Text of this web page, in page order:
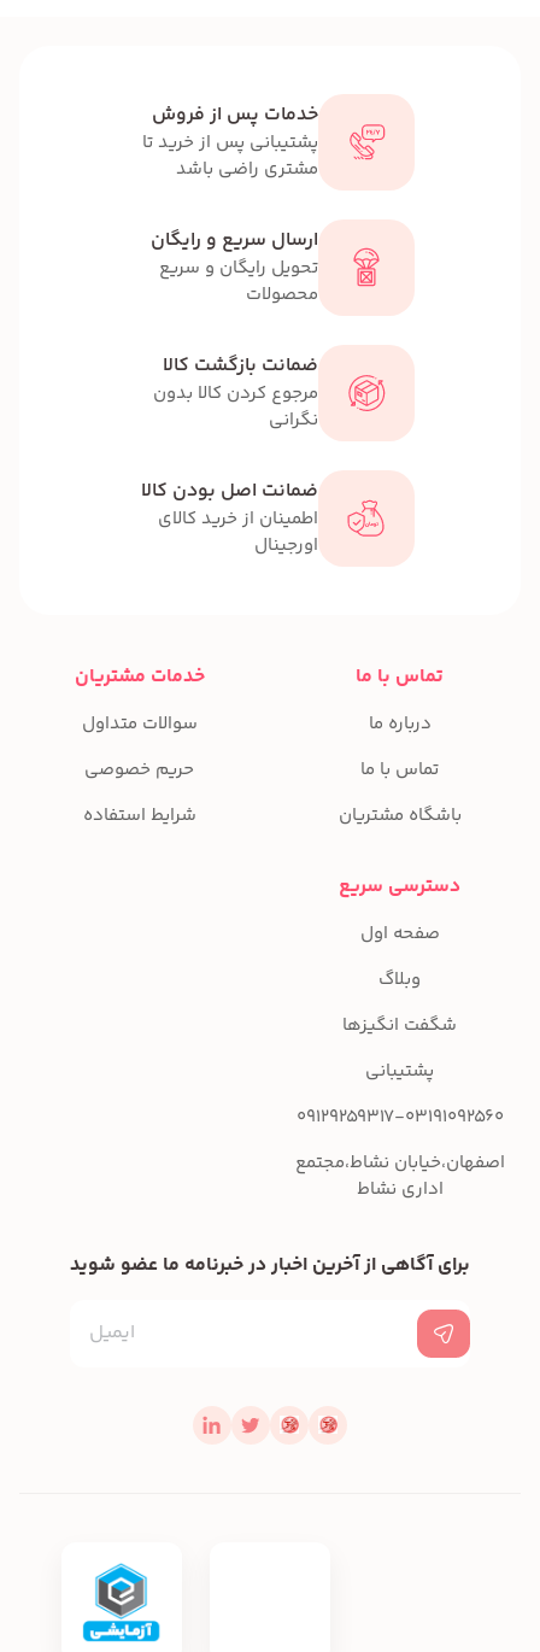
خدمات پس از فروش
پشتیبانی پس از خرید تا
مشتری راضی باشد
ارسال سریع و رایگان
تحویل رایگان و سریع
محصولات
ضمانت بازگشت کالا
مرجوع کردن کالا بدون
نگرانی
ضمانت اصل بودن کالا
اطمینان از خرید کالای
اورجینال
تماس با ما
درباره ما
تماس با ما
باشگاه مشتریان
خدمات مشتریان
سوالات متداول
حریم خصوصی
شرایط استفاده
دسترسی سریع
صفحه اول
وبلاگ
شگفت انگیزها
پشتیبانی
09129259317-03191092560
اصفهان،خیابان نشاط،مجتمع
اداری نشاط
برای آگاهی از آخرین اخبار در خبرنامه ما عضو شوید